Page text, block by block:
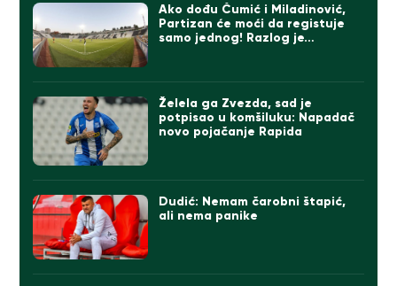
Ako dođu Čumić i Miladinović,
Partizan će moći da registuje
samo jednog! Razlog je…
Želela ga Zvezda, sad je
potpisao u komšiluku: Napadač
novo pojačanje Rapida
Dudić: Nemam čarobni štapić,
ali nema panike